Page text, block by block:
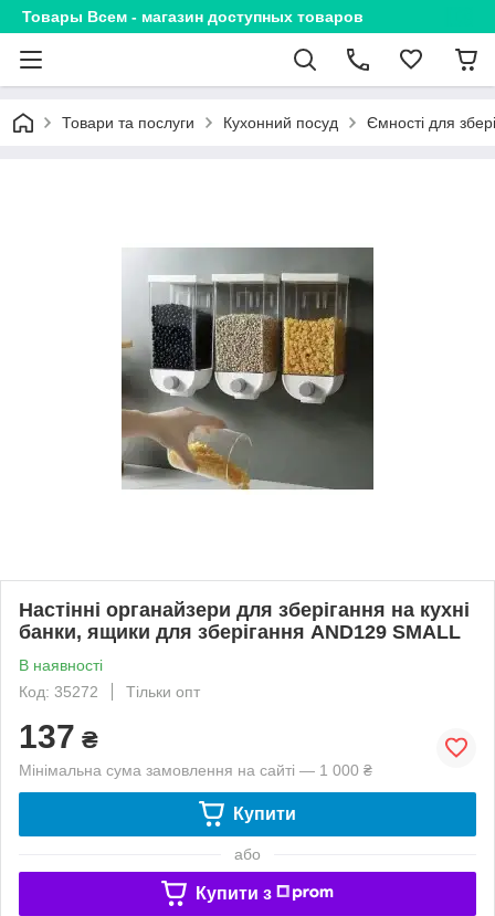
Товары Всем - магазин доступных товаров
Товари та послуги Кухонний посуд Ємності для
Настінні органайзери для зберігання на кухні
банки, ящики для зберігання AND129 SMALL
В наявності
Код: 35272
Тільки опт
137 ₴
Мінімальна сума замовлення на сайті — 1 000 ₴
Купити
або
Купити з